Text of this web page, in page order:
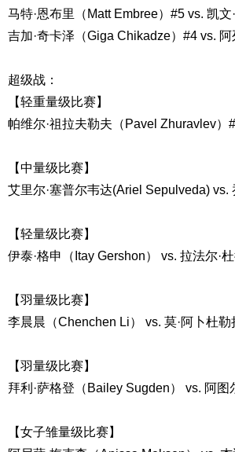
马特·恩布里（Matt Embree）#5 vs. 凯
吉加·奇卡泽（Giga Chikadze）#4 vs.
超级战：
【轻重量级比赛】
帕维尔·祖拉夫勒夫（Pavel Zhuravlev
【中量级比赛】
艾里尔·塞普尔韦达(Ariel Sepulveda) vs.
【轻量级比赛】
伊泰·格申（Itay Gershon） vs. 拉法尔·
【羽量级比赛】
李晨晨（Chenchen Li） vs. 莫·阿卜杜
【羽量级比赛】
拜利·萨格登（Bailey Sugden） vs. 阿图
【女子雏量级比赛】